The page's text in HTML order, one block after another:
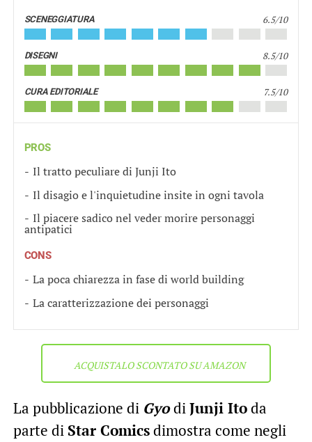
SCENEGGIATURA 6.5/10
DISEGNI 8.5/10
CURA EDITORIALE 7.5/10
PROS
Il tratto peculiare di Junji Ito
Il disagio e l'inquietudine insite in ogni tavola
Il piacere sadico nel veder morire personaggi
antipatici
CONS
La poca chiarezza in fase di world building
La caratterizzazione dei personaggi
ACQUISTALO SCONTATO SU AMAZON
La pubblicazione di Gyo diJunji Itoda
parte di Star Comicsdimostra come negli